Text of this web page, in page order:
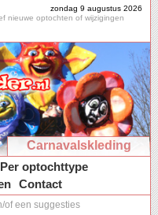
zondag 9 augustus 2026
nieuwe optochten of wijzigingen
Carnavalskleding
Per optochttype
Contact
of een suggesties